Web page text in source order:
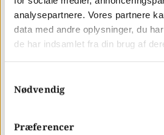
analysepartnere. Vores partnere
data med andre oplysninger, du
de har indsamlet fra din brug af
Nødvendig
Præferencer
tid ved at give dem
identificere og gennemse
besvær.
brugerinteraktion med din